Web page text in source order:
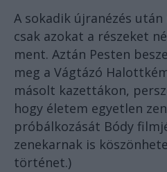
A sokadik újranézés
csak azokat a részeket
ment. Aztán Pesten
meg a Vágtázó
másolt kazettákon,
hogy életem egyetlen
próbálkozását Bódy
zenekarnak is
történet.)